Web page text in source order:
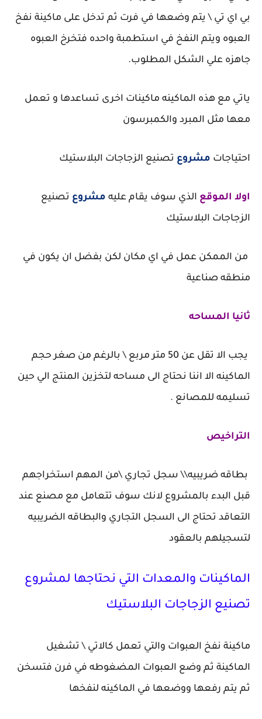
بي اي تي \ يتم وضعها في فرت ثم تدخل على ماكينة نفخ
العبوه ويتم النفخ في استطمبة واحده فتخرخ العبوه
جاهزه علي الشكل المطلوب.
ياتي مع هذه الماكينه ماكينات اخرى تساعدها و تعمل
معها مثل المبرد والكمبرسون
احتياجات مشروع تصنيع الزجاجات البلاستيك
اولا الموقع الذي سوف يقام عليه مشروع تصنيع
الزجاجات البلاستيك
من الممكن عمل في اي مكان لكن بفضل ان يكون في
منطقه صناعية
ثانيا المساحه
يجب الا تقل عن 50 متر مربع \ بالرغم من صغر حجم
الماكينه الا اننا نحتاج الى مساحه لتخزين المنتج الي حين
تسليمه للمصانع .
التراخيص
بطاقه ضريبيه\\ سجل تجاري \من المهم استخراجهم
قبل البدء بالمشروع لانك سوف تتعامل مع مصنع عند
التعاقد تحتاج الى السجل التجاري والبطاقه الضريبيه
لتسجيلهم بالعقود
الماكينات والمعدات التي نحتاجها لمشروع
تصنيع الزجاجات البلاستيك
ماكينة نفخ العبوات والتي تعمل كالاتي \ تشغيل
الماكينة ثم وضع العبوات المضغوطه في فرن فتسخن
ثم يتم رفعها ووضعها في الماكينه لنفخها